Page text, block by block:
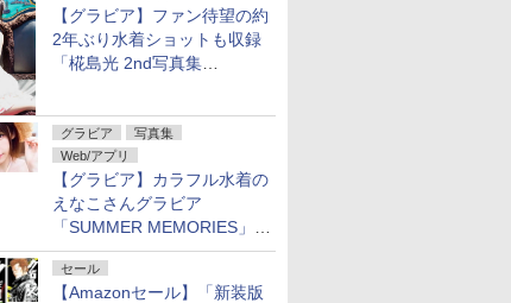
【グラビア】ファン待望の約
2年ぶり水着ショットも収録
「椛島光 2nd写真集
グラビア
写真集
Web/アプリ
【グラビア】カラフル水着の
えなこさんグラビア
「SUMMER MEMORIES」を
ヤングアニマルWebで公開中
セール
【Amazonセール】「新装版